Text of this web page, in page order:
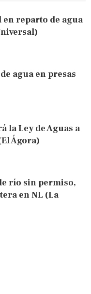
en reparto de agua
agua en presas
la Ley de Aguas a
Ágora)
río sin permiso,
en NL (La